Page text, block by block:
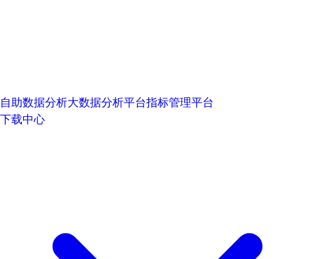
自助数据分析大数据分析平台指标管理平台
下载中心